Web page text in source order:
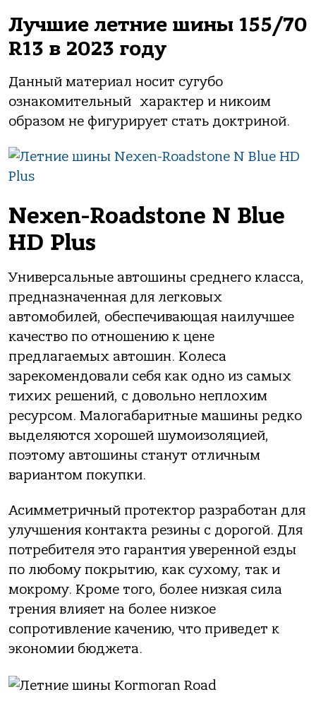
Лучшие летние шины 155/70
R13 в 2023 году
Данный материал носит сугубо
ознакомительный характер и никоим
образом не фигурирует стать доктриной.
Nexen-Roadstone N Blue
HD Plus
Универсальные автошины среднего класса,
предназначенная для легковых
автомобилей, обеспечивающая наилучшее
качество по отношению к цене
предлагаемых автошин. Колеса
зарекомендовали себя как одно из самых
тихих решений, с довольно неплохим
ресурсом. Малогабаритные машины редко
выделяются хорошей шумоизоляцией,
поэтому автошины станут отличным
вариантом покупки.
Асимметричный протектор разработан для
улучшения контакта резины с дорогой. Для
потребителя это гарантия уверенной езды
по любому покрытию, как сухому, так и
мокрому. Кроме того, более низкая сила
трения влияет на более низкое
сопротивление качению, что приведет к
экономии бюджета.